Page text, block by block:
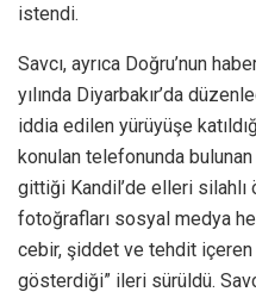
istendi.
Savcı, ayrıca Doğru’nun
yılında Diyarbakır’da
iddia edilen yürüyüşe
konulan telefonunda
gittiği Kandil’de elleri
fotoğrafları sosyal medya
cebir, şiddet ve tehdit
gösterdiği” ileri sürüldü.